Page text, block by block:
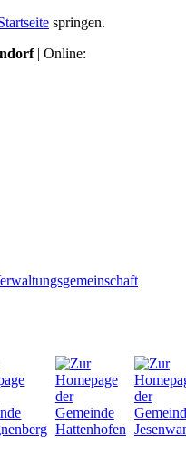
springen.
| Online: